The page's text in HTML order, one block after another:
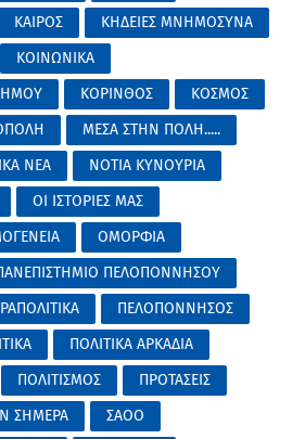
ΚΑΙΡΟΣ
ΚΗΔΕΙΕΣ ΜΝΗΜΟΣΥΝΑ
ΚΟΙΝΩΝΙΚΑ
ΚΟΡΙΝΘΟΣ
ΚΟΣΜΟΣ
ΜΕΣΑ ΣΤΗΝ ΠΟΛΗ.....
ΝΕΑ
ΝΟΤΙΑ ΚΥΝΟΥΡΙΑ
ΟΙ ΙΣΤΟΡΙΕΣ ΜΑΣ
ΟΜΟΡΦΙΑ
ΠΕΛΟΠΟΝΝΗΣΟΥ
ΠΕΛΟΠΟΝΝΗΣΟΣ
ΠΟΛΙΤΙΚΑ ΑΡΚΑΔΙΑ
ΠΟΛΙΤΙΣΜΟΣ
ΠΡΟΤΑΣΕΙΣ
ΣΗΜΕΡΑ
ΣΑΟΟ